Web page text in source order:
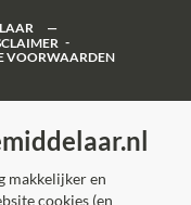
VOORWAARDEN
makkelijker en
cookies (en